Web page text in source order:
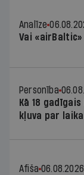
Analīze
Vai
Personība
Kā 18
kļuva par
Afiša